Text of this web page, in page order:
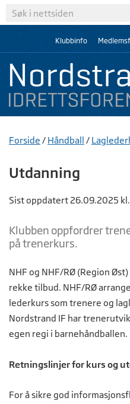
Klubbinfo
Forside / Håndball /
Utdanning
Sist oppdatert 26.09.2025
Klubben oppfordrer
på trenerkurs.
NHF og NHF/RØ (Region
rekke tilbud. NHF/RØ
lederkurs som trenere og
Nordstrand IF har
egen regi i barnehåndballen.
Retningslinjer for kurs og
For å sikre god